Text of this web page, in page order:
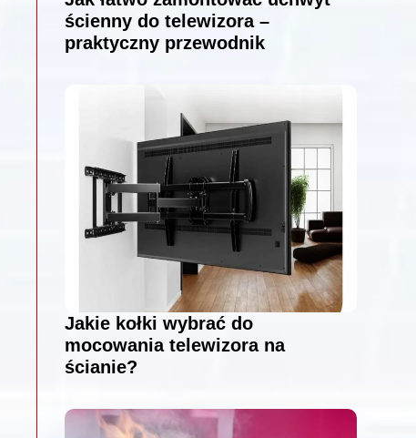
ścienny do telewizora –
praktyczny przewodnik
Jakie kołki wybrać do
mocowania telewizora na
ścianie?